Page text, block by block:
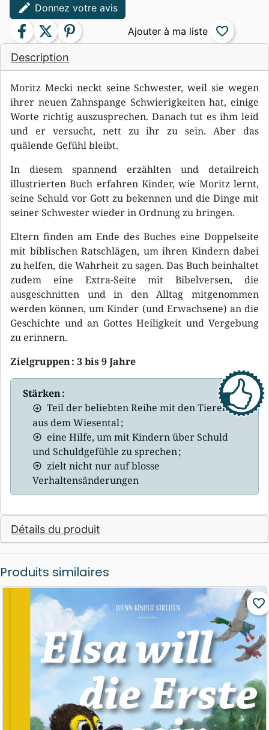
Description
Moritz Mecki neckt seine Schwester, weil sie wegen
ihrer neuen Zahnspange Schwierigkeiten hat, einige
Worte richtig auszusprechen. Danach tut es ihm leid
und er versucht, nett zu ihr zu sein. Aber das
quälende Gefühl bleibt.
In diesem spannend erzählten und detailreich
illustrierten Buch erfahren Kinder, wie Moritz lernt,
seine Schuld vor Gott zu bekennen und die Dinge mit
seiner Schwester wieder in Ordnung zu bringen.
Eltern finden am Ende des Buches eine Doppelseite
mit biblischen Ratschlägen, um ihren Kindern dabei
zu helfen, die Wahrheit zu sagen. Das Buch beinhaltet
zudem eine Extra-Seite mit Bibelversen, die
ausgeschnitten und in den Alltag mitgenommen
werden können, um Kinder (und Erwachsene) an die
Geschichte und an Gottes Heiligkeit und Vergebung
zu erinnern.
Zielgruppen : 3 bis 9 Jahre
Stärken :
Teil der beliebten Reihe mit den Tieren
aus dem Wiesental ;
eine Hilfe, um mit Kindern über Schuld
und Schuldgefühle zu sprechen ;
zielt nicht nur auf blosse
Verhaltensänderungen
Détails du produit
edit Donnez votre avis
facebook twitter pinterest favorite_border
Produits similaires
favorite_border